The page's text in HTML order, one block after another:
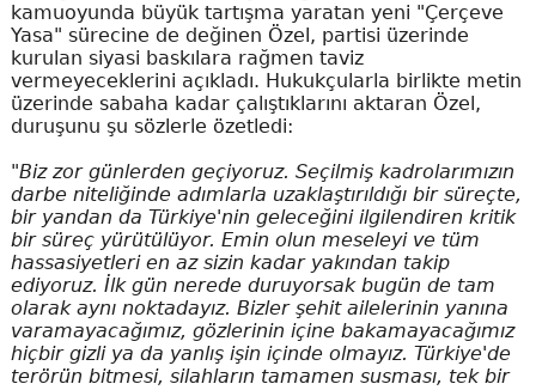
kamuoyunda büyük tartışma yaratan yeni "Çerçeve
Yasa" sürecine de değinen Özel, partisi üzerinde
kurulan siyasi baskılara rağmen taviz
vermeyeceklerini açıkladı. Hukukçularla birlikte metin
üzerinde sabaha kadar çalıştıklarını aktaran Özel,
duruşunu şu sözlerle özetledi:
"Biz zor günlerden geçiyoruz. Seçilmiş kadrolarımızın
darbe niteliğinde adımlarla uzaklaştırıldığı bir süreçte,
bir yandan da Türkiye'nin geleceğini ilgilendiren kritik
bir süreç yürütülüyor. Emin olun meseleyi ve tüm
hassasiyetleri en az sizin kadar yakından takip
ediyoruz. İlk gün nerede duruyorsak bugün de tam
olarak aynı noktadayız. Bizler şehit ailelerinin yanına
varamayacağımız, gözlerinin içine bakamayacağımız
hiçbir gizli ya da yanlış işin içinde olmayız. Türkiye'de
terörün bitmesi, silahların tamamen susması, tek bir